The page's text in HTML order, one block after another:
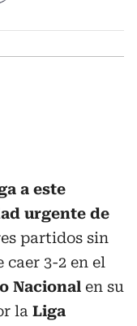
a este
urgente de
partidos sin
3-2 en el
Nacional en su
la Liga